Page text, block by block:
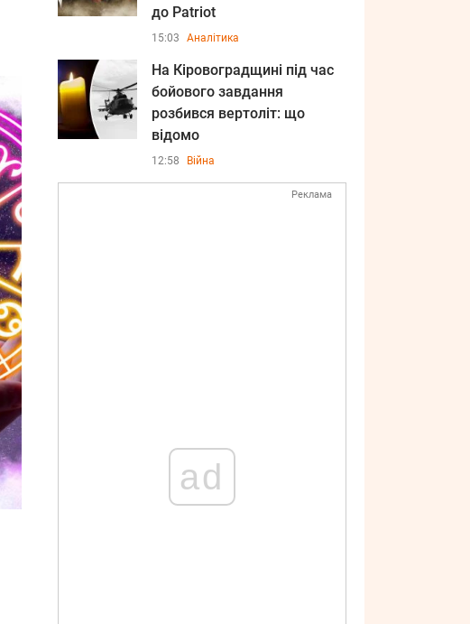
до Patriot
15:03 Аналітика
На Кіровоградщині під час
бойового завдання
розбився вертоліт: що
відомо
12:58 Війна
Реклама
ad